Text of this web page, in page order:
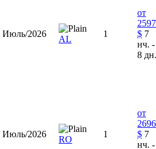
Июль/2026
AL
1
от
2597
$ 7
нч. -
8 дн.
Июль/2026
RO
1
от
2696
$ 7
нч. -